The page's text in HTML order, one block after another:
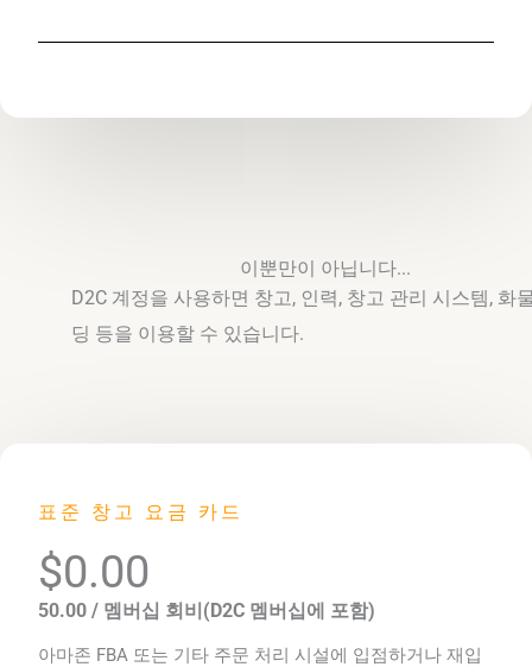
이뿐만이 아닙니다...
D2C 계정을 사용하면 창고, 인력, 창고 관리 시스템, 화
딩 등을 이용할 수 있습니다.
표준 창고 요금 카드
$0.00
50.00 / 멤버십 회비(D2C 멤버십에 포함)
아마존 FBA 또는 기타 주문 처리 시설에 입점하거나 재입